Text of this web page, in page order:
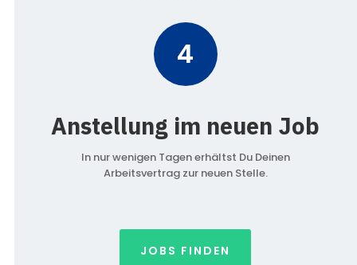
4
Anstellung im neuen Job
In nur wenigen Tagen erhältst Du Deinen
Arbeitsvertrag zur neuen Stelle.
JOBS FINDEN